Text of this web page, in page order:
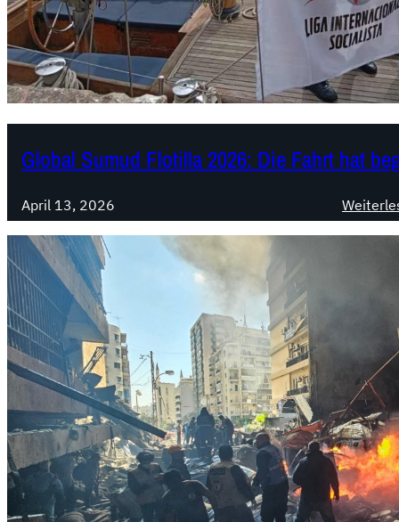
Global Sumud Flotilla 2026: Die Fahrt hat
April 13, 2026